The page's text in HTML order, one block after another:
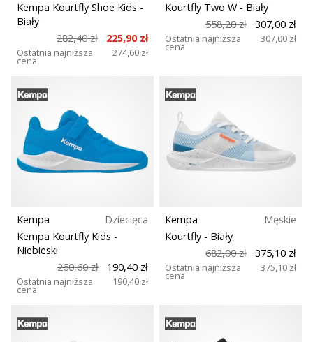
Kempa Kourtfly Shoe Kids -
Biały
282,40 zł
225,90 zł
Ostatnia najniższa
cena
274,60 zł
Kourtfly Two W - Biały
558,20 zł
307,00 zł
Ostatnia najniższa
cena
307,00 zł
Kempa
Dziecięca
Kempa Kourtfly Kids -
Niebieski
260,60 zł
190,40 zł
Ostatnia najniższa
cena
190,40 zł
Kempa
Męskie
Kourtfly - Biały
682,00 zł
375,10 zł
Ostatnia najniższa
cena
375,10 zł